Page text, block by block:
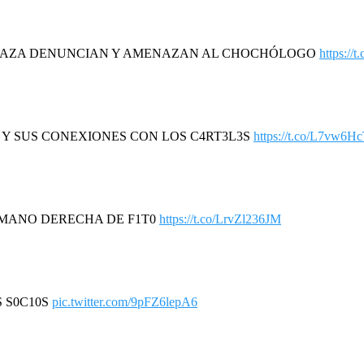
DENUNCIAN Y AMENAZAN AL CHOCHÓLOGO https://
SUS CONEXIONES CON LOS C4RT3L3S https://t.co/
DERECHA DE F1T0 https://t.co/LrvZl236JM
S0C10S pic.twitter.com/9pFZ6lepA6